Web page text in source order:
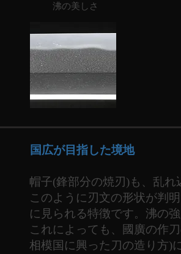
沸の美しさ
国広が目指した境地
帽子(鋒部分の焼刃)も、乱れ
このように刃文の形状が判
に見られる特徴です。沸の
これによっても、國廣の作
相模国に興った刀の造り方)